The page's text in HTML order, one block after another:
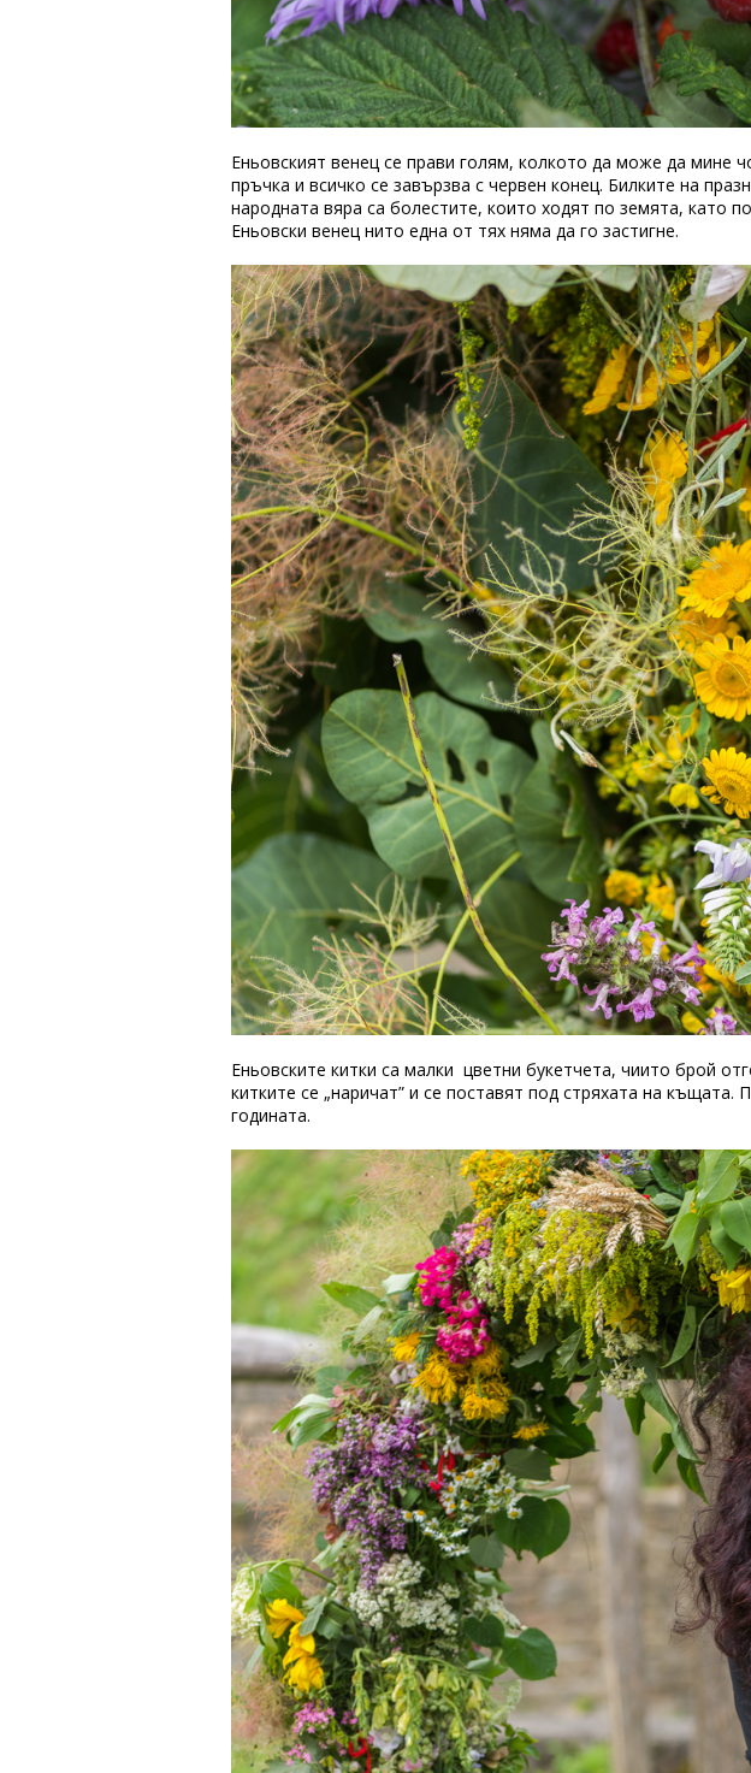
Еньовският венец се прави голям, колкото да може да мине
пръчка и всичко се завързва с червен конец. Билките на
народната вяра са болестите, които ходят по земята, като
Еньовски венец нито една от тях няма да го застигне.
Еньовските китки са малки цветни букетчета, чиито брой
китките се „наричат” и се поставят под стряхата на
годината.